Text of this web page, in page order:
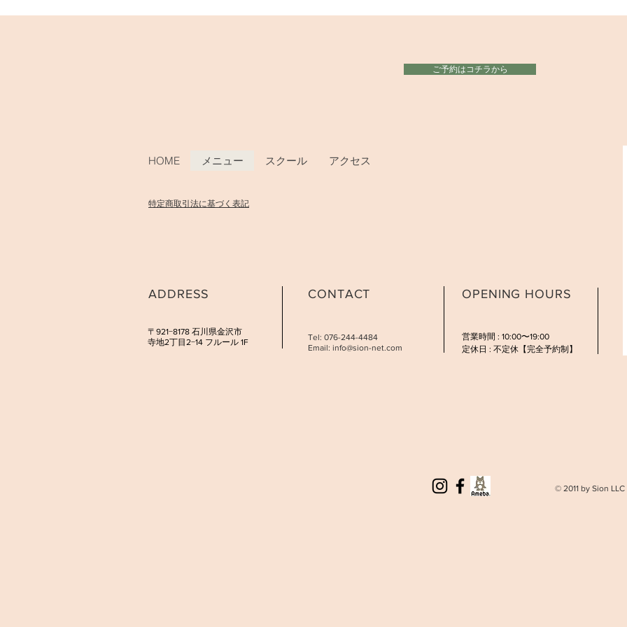
ご予約はコチラから
HOME メニュー スクール アクセス
​特定商取引法に基づく表記
ADDRESS
​〒921−8178 石川県金沢市
寺地2丁目2−14 フルール 1F
CONTACT
Tel: 076-244-4484
Email: info@sion-net.com
OPENING HOURS
営業時間 : 10:00〜19:00
定休日 : 不定休【完全予約制】
© 2011 by Sion